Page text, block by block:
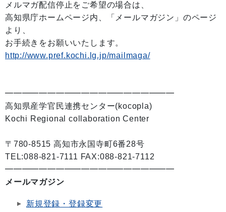
メルマガ配信停止をご希望の場合は、
高知県庁ホームページ内、「メールマガジン」のページ
より、
お手続きをお願いいたします。
http://www.pref.kochi.lg.jp/mailmaga/
━━━━━━━━━━━━━━━━━━━━
高知県産学官民連携センター(kocopla)
Kochi Regional collaboration Center
〒780-8515 高知市永国寺町6番28号
TEL:088-821-7111 FAX:088-821-7112
━━━━━━━━━━━━━━━━━━━━
メールマガジン
新規登録・登録変更